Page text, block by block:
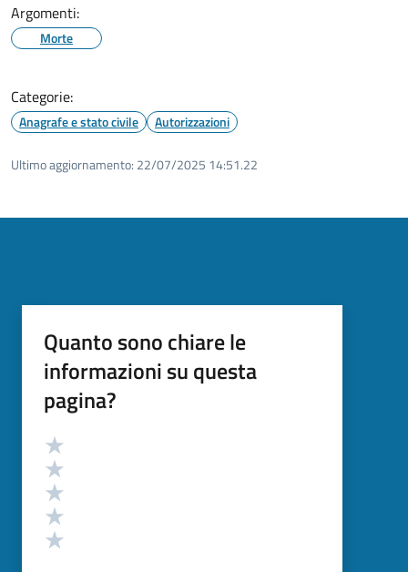
Argomenti:
Morte
Categorie:
Anagrafe e stato civile Autorizzazioni
Ultimo aggiornamento: 22/07/2025 14:51.22
Quanto sono chiare le
informazioni su questa
pagina?
Valutazione